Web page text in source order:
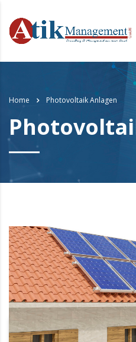
Home Photovoltaik Anlagen